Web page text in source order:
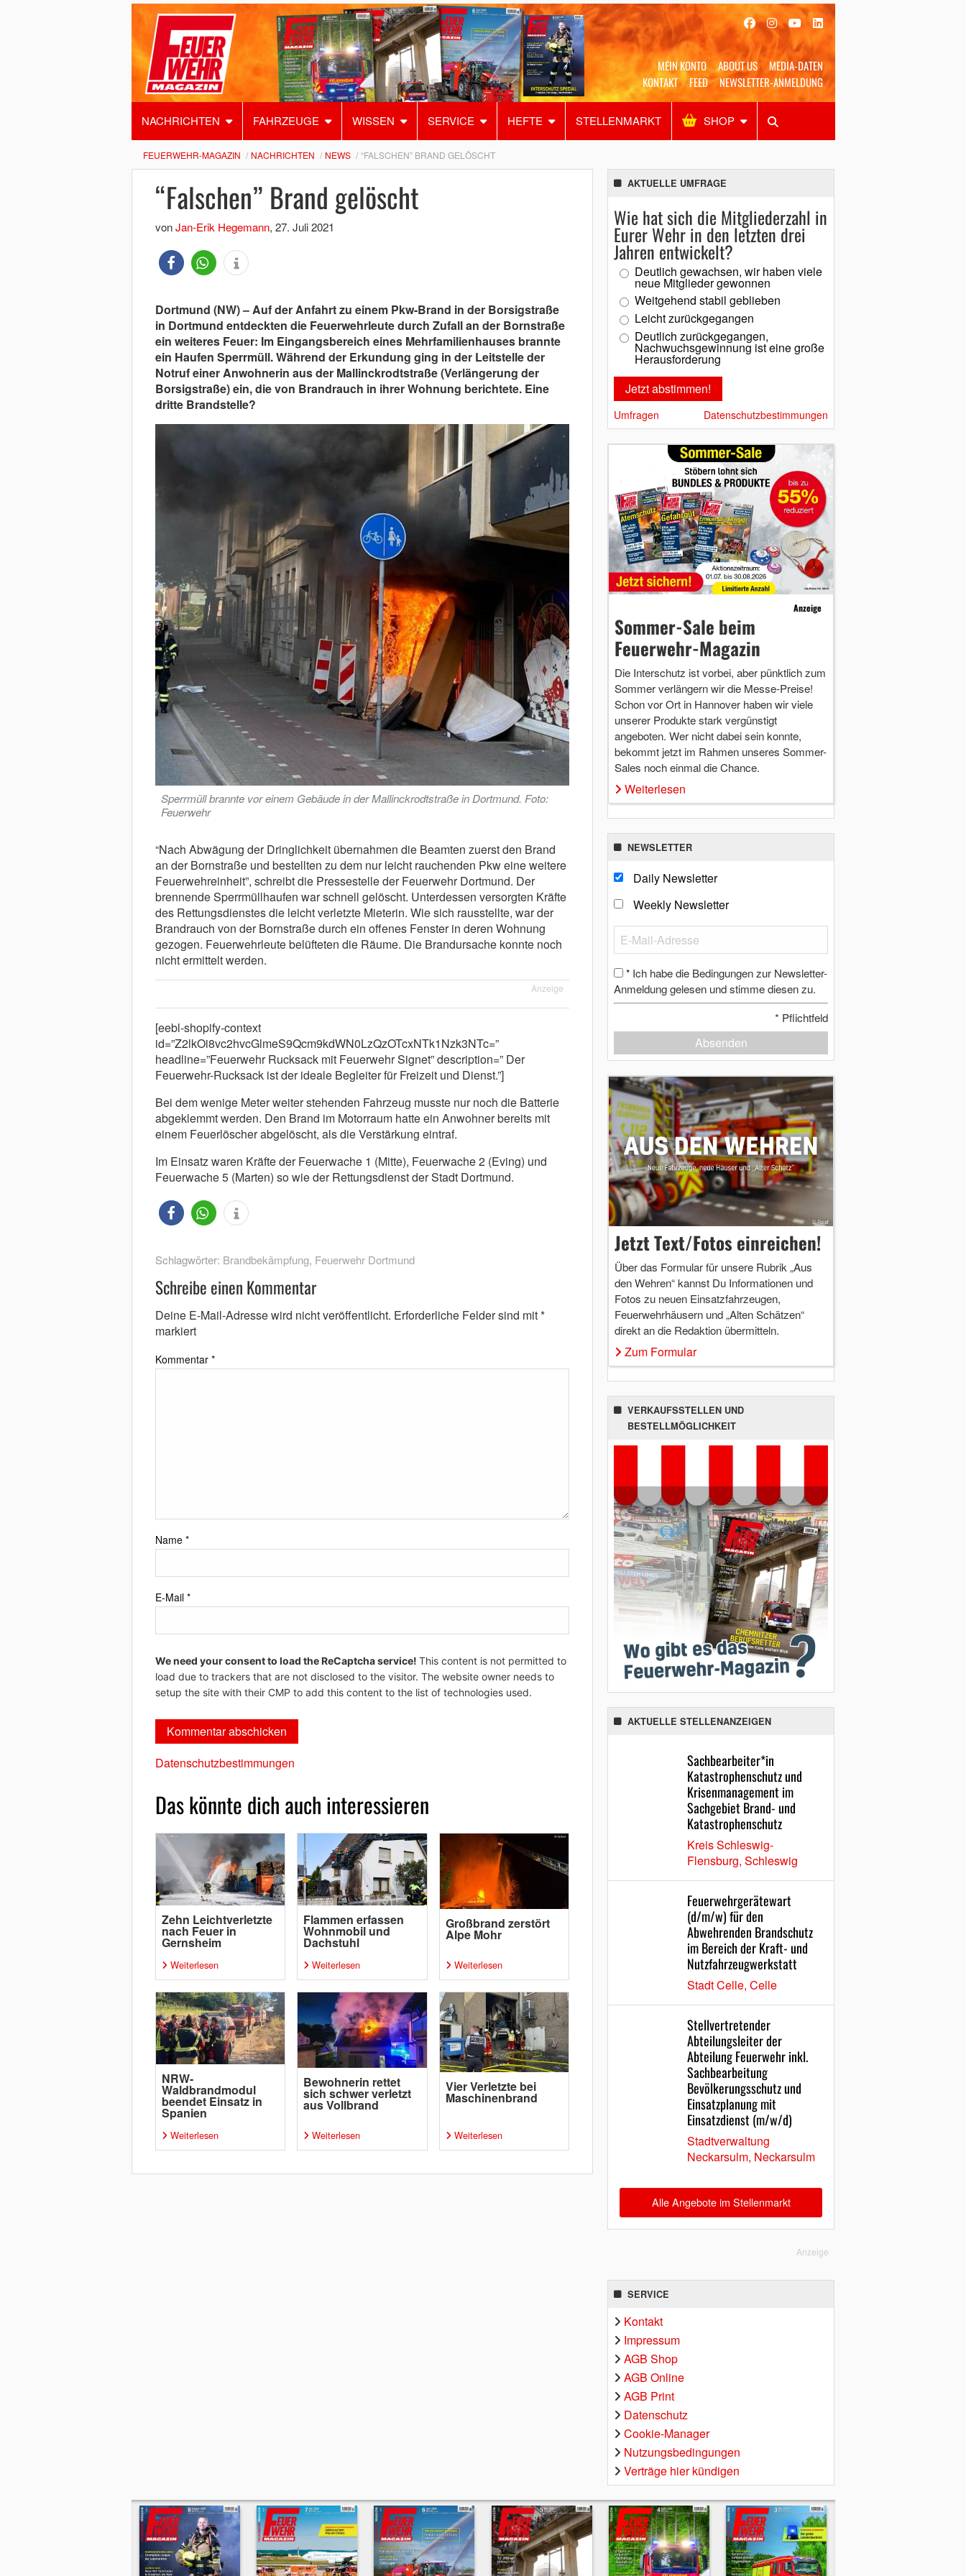
MEIN KONTO ABOUT US
MEDIA-DATEN
KONTAKT
FEED NEWSLETTER-ANMELDUNG
NACHRICHTEN FAHRZEUGE WISSEN SERVICE HEFTE STELLENMARKT SHOP
Alles Shop SUCHEN
FEUERWEHR-MAGAZIN NACHRICHTEN NEWS “FALSCHEN” BRAND GELÖSCHT
“Falschen” Brand gelöscht
vonJan-Erik Hegemann, 27. Juli 2021
Dortmund (NW) – Auf der Anfahrt zu einem Pkw-Brand in der Borsigstraße
in Dortmund entdeckten die Feuerwehrleute durch Zufall an der Bornstraße
ein weiteres Feuer: Im Eingangsbereich eines Mehrfamilienhauses brannte
ein Haufen Sperrmüll. Während der Erkundung ging in der Leitstelle der
Notruf einer Anwohnerin aus der Mallinckrodtstraße (Verlängerung der
Borsigstraße) ein, die von Brandrauch in ihrer Wohnung berichtete. Eine
dritte Brandstelle?
Sperrmüll brannte vor einem Gebäude in der Mallinckrodtstraße in Dortmund. Foto:
Feuerwehr
“Nach Abwägung der Dringlichkeit übernahmen die Beamten zuerst den Brand
an der Bornstraße und bestellten zu dem nur leicht rauchenden Pkw eine weitere
Feuerwehreinheit”, schreibt die Pressestelle der Feuerwehr Dortmund. Der
brennende Sperrmüllhaufen war schnell gelöscht. Unterdessen versorgten Kräfte
des Rettungsdienstes die leicht verletzte Mieterin. Wie sich rausstellte, war der
Brandrauch von der Bornstraße durch ein offenes Fenster in deren Wohnung
gezogen. Feuerwehrleute belüfteten die Räume. Die Brandursache konnte noch
nicht ermittelt werden.
Anzeige
[eebl-shopify-context
id=”Z2lkOi8vc2hvcGlmeS9Qcm9kdWN0LzQzOTcxNTk1Nzk3NTc=”
headline=”Feuerwehr Rucksack mit Feuerwehr Signet” description=” Der
Feuerwehr-Rucksack ist der ideale Begleiter für Freizeit und Dienst.”]
Bei dem wenige Meter weiter stehenden Fahrzeug musste nur noch die Batterie
abgeklemmt werden. Den Brand im Motorraum hatte ein Anwohner bereits mit
einem Feuerlöscher abgelöscht, als die Verstärkung eintraf.
Im Einsatz waren Kräfte der Feuerwache 1 (Mitte), Feuerwache 2 (Eving) und
Feuerwache 5 (Marten) so wie der Rettungsdienst der Stadt Dortmund.
Schlagwörter: Brandbekämpfung, Feuerwehr Dortmund
Schreibe einen Kommentar
Deine E-Mail-Adresse wird nicht veröffentlicht. Erforderliche Felder sind mit*
markiert
Kommentar *
Name *
E-Mail *
We need your consent to load the ReCaptcha service! This content is not permitted to
load due to trackers that are not disclosed to the visitor. The website owner needs to
setup the site with their CMP to add this content to the list of technologies used.
Datenschutzbestimmungen
Das könnte dich auch interessieren
Zehn Leichtverletzte
nach Feuer in
Gernsheim
Weiterlesen
Flammen erfassen
Wohnmobil und
Dachstuhl
Weiterlesen
Großbrand zerstört
Alpe Mohr
Weiterlesen
NRW-
Waldbrandmodul
beendet Einsatz in
Spanien
Weiterlesen
Bewohnerin rettet
sich schwer verletzt
aus Vollbrand
Weiterlesen
Vier Verletzte bei
Maschinenbrand
Weiterlesen
AKTUELLE UMFRAGE
Wie hat sich die Mitgliederzahl in
Eurer Wehr in den letzten drei
Jahren entwickelt?
Deutlich gewachsen, wir haben viele
neue Mitglieder gewonnen
Weitgehend stabil geblieben
Leicht zurückgegangen
Deutlich zurückgegangen,
Nachwuchsgewinnung ist eine große
Herausforderung
Umfragen Datenschutzbestimmungen
Anzeige
Sommer-Sale beim
Feuerwehr-Magazin
Die Interschutz ist vorbei, aber pünktlich zum
Sommer verlängern wir die Messe-Preise!
Schon vor Ort in Hannover haben wir viele
unserer Produkte stark vergünstigt
angeboten. Wer nicht dabei sein konnte,
bekommt jetzt im Rahmen unseres Sommer-
Sales noch einmal die Chance.
Weiterlesen
NEWSLETTER
Daily Newsletter
Weekly Newsletter
* Ich habe die Bedingungen zur Newsletter-
Anmeldung gelesen und stimme diesen zu.
* Pflichtfeld
Absenden
Jetzt Text/Fotos einreichen!
Über das Formular für unsere Rubrik „Aus
den Wehren“ kannst Du Informationen und
Fotos zu neuen Einsatzfahrzeugen,
Feuerwehrhäusern und „Alten Schätzen“
direkt an die Redaktion übermitteln.
Zum Formular
VERKAUFSSTELLEN UND
BESTELLMÖGLICHKEIT
AKTUELLE STELLENANZEIGEN
Sachbearbeiter*in
Katastrophenschutz und
Krisenmanagement im
Sachgebiet Brand- und
Katastrophenschutz
Kreis Schleswig-
Flensburg, Schleswig
Feuerwehrgerätewart
(d/m/w) für den
Abwehrenden Brandschutz
im Bereich der Kraft- und
Nutzfahrzeugwerkstatt
Stadt Celle, Celle
Stellvertretender
Abteilungsleiter der
Abteilung Feuerwehr inkl.
Sachbearbeitung
Bevölkerungsschutz und
Einsatzplanung mit
Einsatzdienst (m/w/d)
Stadtverwaltung
Neckarsulm, Neckarsulm
Alle Angebote im Stellenmarkt
Anzeige
SERVICE
Kontakt
Impressum
AGB Shop
AGB Online
AGB Print
Datenschutz
Cookie-Manager
Nutzungsbedingungen
Verträge hier kündigen